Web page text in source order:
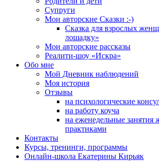
Супруги
Мои авторские Сказки :-)
Сказка для взрослых
лошадку»
Мои авторские рассказы
Реалити-шоу «Искра»
Обо мне
Мой Дневник наблюдений
Моя история
Отзывы
на психологические
на работу коуча
на еженедельные занятия
практиками
Контакты
Курсы, тренинги, программы
Онлайн-школа Екатерины Кирьяк